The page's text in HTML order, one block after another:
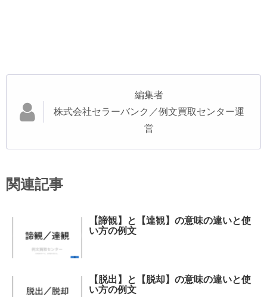
編集者
株式会社セラーバンク／例文買取センター運
営
関連記事
【諦観】と【達観】の意味の違いと使
い方の例文
【脱出】と【脱却】の意味の違いと使
い方の例文